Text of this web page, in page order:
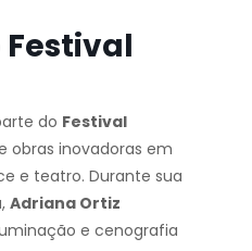
Festival
do Festival
obras inovadoras em
e teatro. Durante sua
Adriana Ortiz
e cenografia